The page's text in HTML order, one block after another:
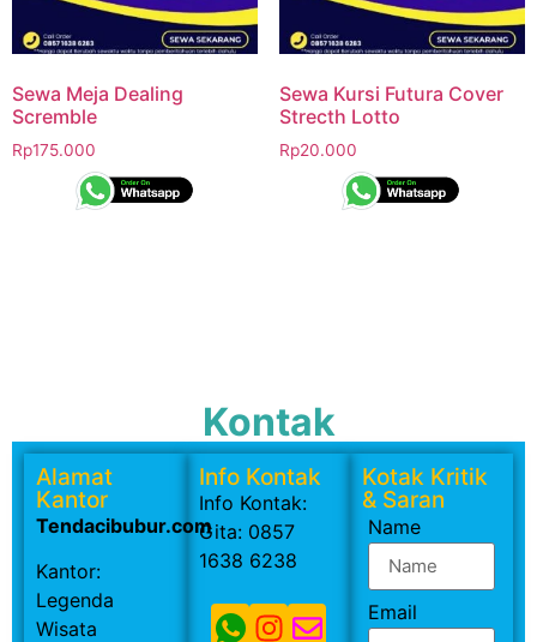
Sewa Meja Dealing
Scremble
Rp175.000
Sewa Kursi Futura Cover
Strecth Lotto
Rp20.000
Kontak
Alamat
Kantor
Tendacibubur.com
Kantor:
Legenda
Wisata
Info Kontak
Info Kontak:
Gita: 0857
1638 6238
Kotak Kritik
& Saran
Name
Email